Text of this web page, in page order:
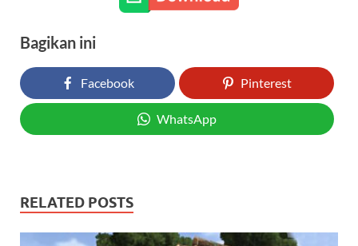
Bagikan ini
Facebook Pinterest
WhatsApp
RELATED POSTS